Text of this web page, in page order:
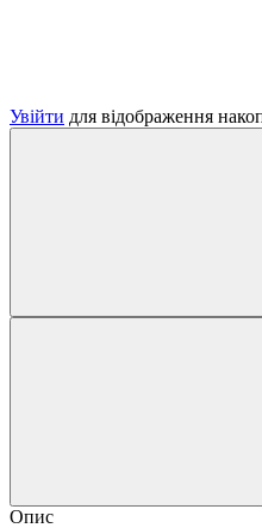
Увійти для відображення
Опис